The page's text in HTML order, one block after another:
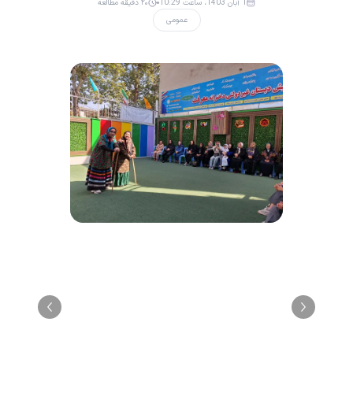
عمومی
1 آبان 1403، ساعت 10:29 ۲۰ دقیقه مطالعه